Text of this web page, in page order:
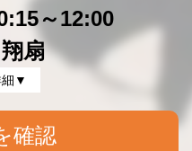
～12:00
扇
細▼
確認